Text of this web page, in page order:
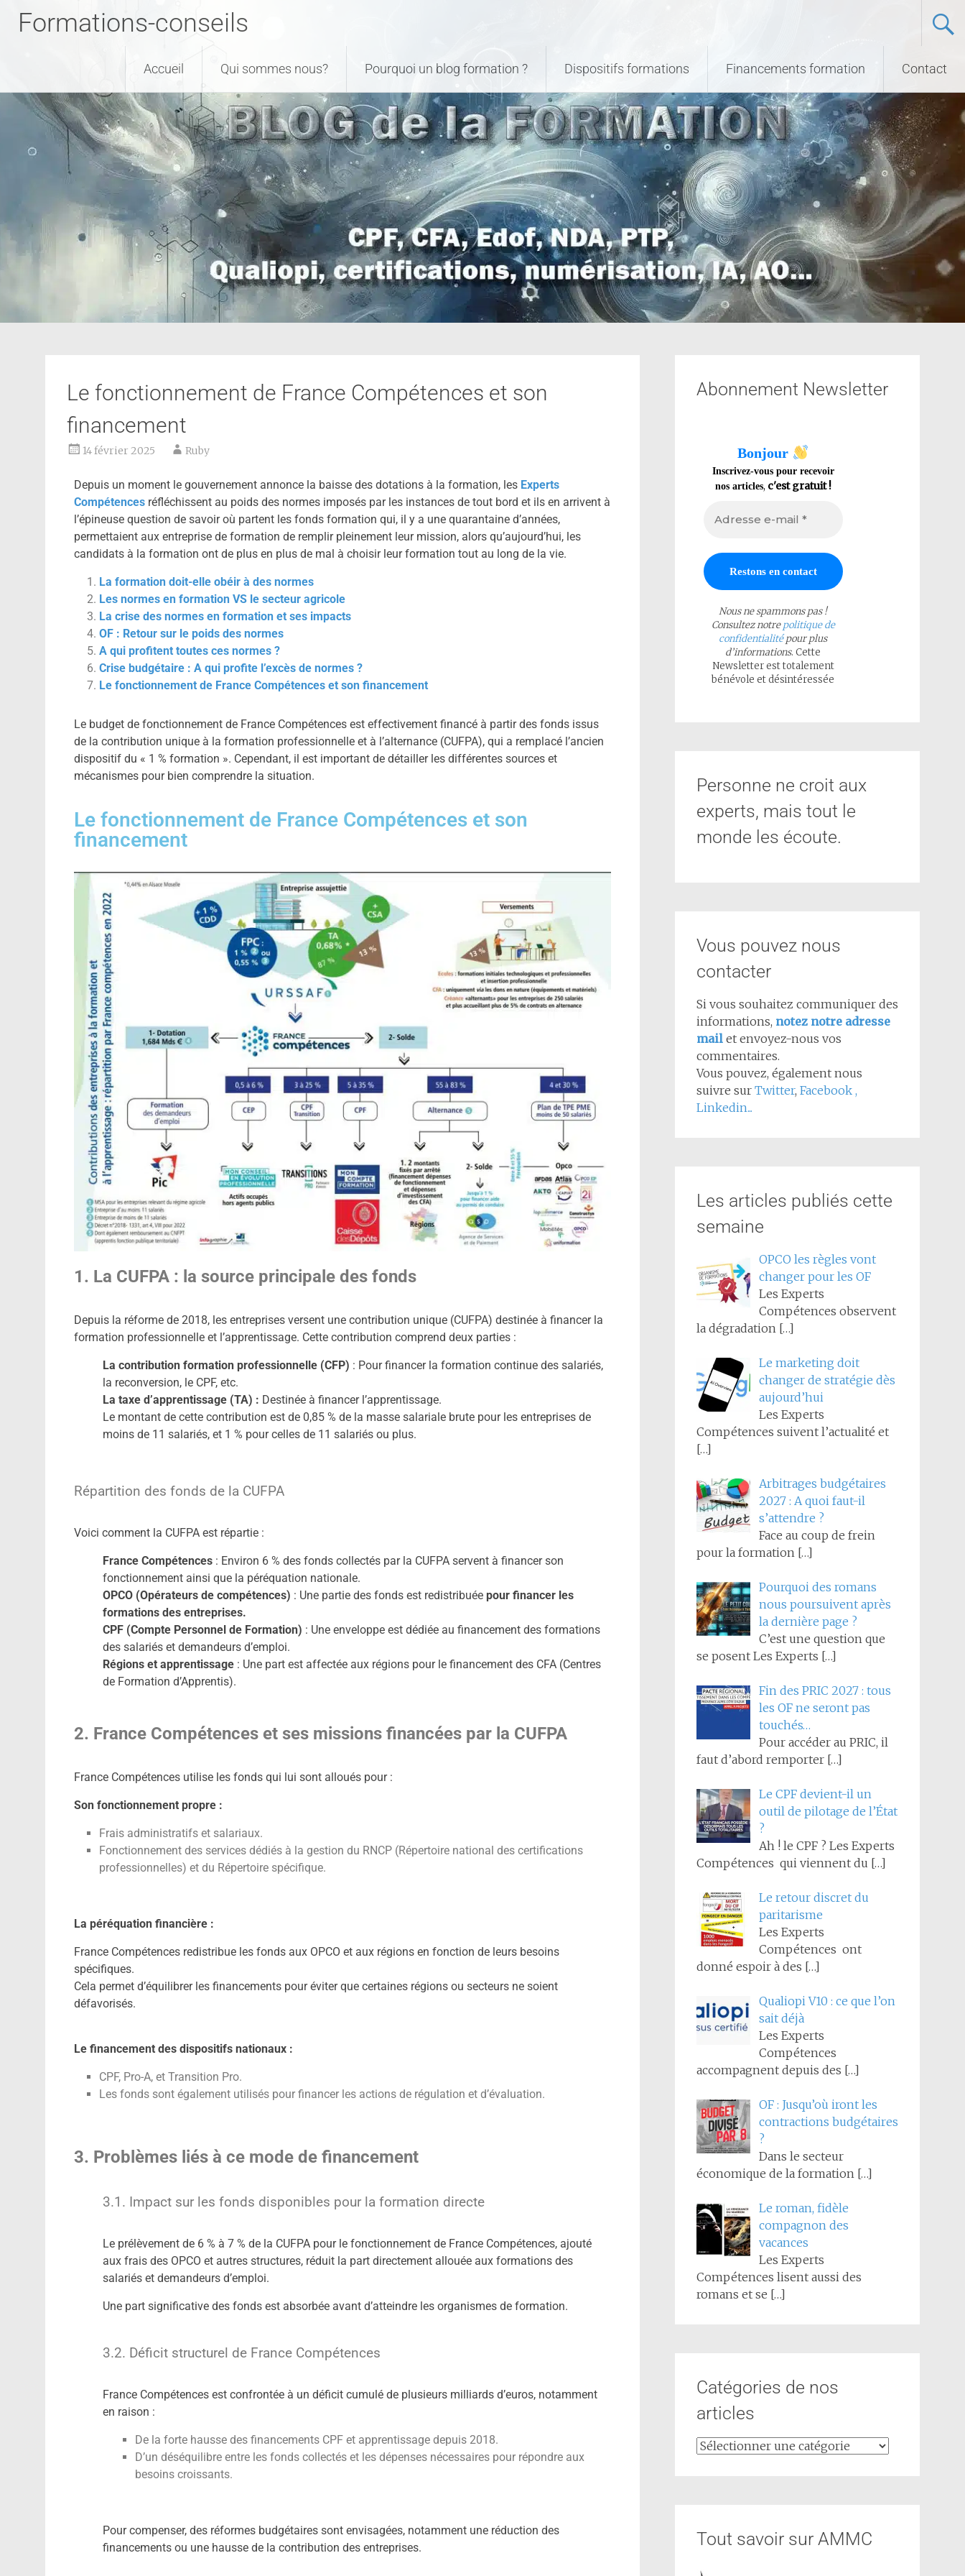
Formations-conseils
Accueil Qui sommes nous? Pourquoi un blog formation ? Dispositifs formations Financements formation Contact
Le fonctionnement de France Compétences et son
financement
14 février 2025 Ruby
Depuis un moment le gouvernement annonce la baisse des dotations à la formation, les Experts
Compétences réfléchissent au poids des normes imposés par les instances de tout bord et ils en arrivent à
l’épineuse question de savoir où partent les fonds formation qui, il y a une quarantaine d’années,
permettaient aux entreprise de formation de remplir pleinement leur mission, alors qu’aujourd’hui, les
candidats à la formation ont de plus en plus de mal à choisir leur formation tout au long de la vie.
La formation doit-elle obéir à des normes
Les normes en formation VS le secteur agricole
La crise des normes en formation et ses impacts
OF : Retour sur le poids des normes
A qui profitent toutes ces normes ?
Crise budgétaire : A qui profite l’excès de normes ?
Le fonctionnement de France Compétences et son financement
Le budget de fonctionnement de France Compétences est effectivement financé à partir des fonds issus
de la contribution unique à la formation professionnelle et à l’alternance (CUFPA), qui a remplacé l’ancien
dispositif du « 1 % formation ». Cependant, il est important de détailler les différentes sources et
mécanismes pour bien comprendre la situation.
Le fonctionnement de France Compétences et son
financement
1. La CUFPA : la source principale des fonds
Depuis la réforme de 2018, les entreprises versent une contribution unique (CUFPA) destinée à financer la
formation professionnelle et l’apprentissage. Cette contribution comprend deux parties :
La contribution formation professionnelle (CFP) : Pour financer la formation continue des salariés,
la reconversion, le CPF, etc.
La taxe d’apprentissage (TA) : Destinée à financer l’apprentissage.
Le montant de cette contribution est de 0,85 % de la masse salariale brute pour les entreprises de
moins de 11 salariés, et 1 % pour celles de 11 salariés ou plus.
Répartition des fonds de la CUFPA
Voici comment la CUFPA est répartie :
France Compétences : Environ 6 % des fonds collectés par la CUFPA servent à financer son
fonctionnement ainsi que la péréquation nationale.
OPCO (Opérateurs de compétences) : Une partie des fonds est redistribuée pour financer les
formations des entreprises.
CPF (Compte Personnel de Formation) : Une enveloppe est dédiée au financement des formations
des salariés et demandeurs d’emploi.
Régions et apprentissage : Une part est affectée aux régions pour le financement des CFA (Centres
de Formation d’Apprentis).
2. France Compétences et ses missions financées par la CUFPA
France Compétences utilise les fonds qui lui sont alloués pour :
Son fonctionnement propre :
Frais administratifs et salariaux.
Fonctionnement des services dédiés à la gestion du RNCP (Répertoire national des certifications
professionnelles) et du Répertoire spécifique.
La péréquation financière :
France Compétences redistribue les fonds aux OPCO et aux régions en fonction de leurs besoins
spécifiques.
Cela permet d’équilibrer les financements pour éviter que certaines régions ou secteurs ne soient
défavorisés.
Le financement des dispositifs nationaux :
CPF, Pro-A, et Transition Pro.
Les fonds sont également utilisés pour financer les actions de régulation et d’évaluation.
3. Problèmes liés à ce mode de financement
3.1. Impact sur les fonds disponibles pour la formation directe
Le prélèvement de 6 % à 7 % de la CUFPA pour le fonctionnement de France Compétences, ajouté
aux frais des OPCO et autres structures, réduit la part directement allouée aux formations des
salariés et demandeurs d’emploi.
Une part significative des fonds est absorbée avant d’atteindre les organismes de formation.
3.2. Déficit structurel de France Compétences
France Compétences est confrontée à un déficit cumulé de plusieurs milliards d’euros, notamment
en raison :
De la forte hausse des financements CPF et apprentissage depuis 2018.
D’un déséquilibre entre les fonds collectés et les dépenses nécessaires pour répondre aux
besoins croissants.
Pour compenser, des réformes budgétaires sont envisagées, notamment une réduction des
financements ou une hausse de la contribution des entreprises.
Abonnement Newsletter
Bonjour
Inscrivez-vous pour recevoir
nos articles, c'est gratuit !
Nous ne spammons pas !
Consultez notrepolitique de
confidentialitépour plus
d’informations. Cette
Newsletter est totalement
bénévole et désintéressée
Personne ne croit aux
experts, mais tout le
monde les écoute.
Vous pouvez nous
contacter
Si vous souhaitez communiquer des
informations, notez notre adresse
mail et envoyez-nous vos
commentaires.
Vous pouvez, également nous
suivre sur Twitter, Facebook ,
Linkedin...
Les articles publiés cette
semaine
OPCO les règles vont
changer pour les OF
Les Experts
Compétences observent
la dégradation […]
Le marketing doit
changer de stratégie dès
aujourd’hui
Les Experts
Compétences suivent l’actualité et
[…]
Arbitrages budgétaires
2027 : A quoi faut-il
s’attendre ?
Face au coup de frein
pour la formation […]
Pourquoi des romans
nous poursuivent après
la dernière page ?
C’est une question que
se posent Les Experts […]
Fin des PRIC 2027 : tous
les OF ne seront pas
touchés…
Pour accéder au PRIC, il
faut d’abord remporter […]
Le CPF devient-il un
outil de pilotage de l’État
?
Ah ! le CPF ? Les Experts
Compétences qui viennent du […]
Le retour discret du
paritarisme
Les Experts
Compétences ont
donné espoir à des […]
Qualiopi V10 : ce que l’on
sait déjà
Les Experts
Compétences
accompagnent depuis des […]
OF : Jusqu’où iront les
contractions budgétaires
?
Dans le secteur
économique de la formation […]
Le roman, fidèle
compagnon des
vacances
Les Experts
Compétences lisent aussi des
romans et se […]
Catégories de nos
articles
Tout savoir sur AMMC